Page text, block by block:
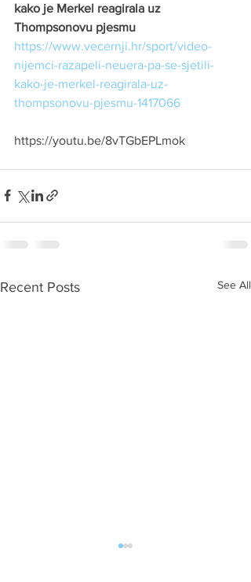
kako je Merkel reagirala uz
Thompsonovu pjesmu
https://www.vecernji.hr/sport/video-
nijemci-razapeli-neuera-pa-se-sjetili-
kako-je-merkel-reagirala-uz-
thompsonovu-pjesmu-1417066
https://youtu.be/8vTGbEPLmok
Recent Posts See All